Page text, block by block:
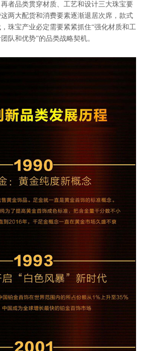
者品类贯穿材质、工艺和设计三大珠宝要
两大配货和消费要素逐渐退居次席，款式
珠宝产业必定需要紧紧抓住“强化材质和工
队和优势”的品类战略契机。